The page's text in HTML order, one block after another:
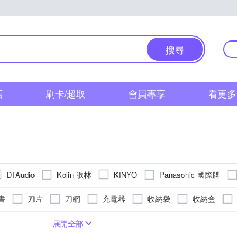
搜尋
刷卡/超取 會員專享 看更多
DTAudio Kolin 歌林 KINYO Panasonic 國際牌
牌 刀片 刀網 充電器 收納袋 收納盒
展開全部